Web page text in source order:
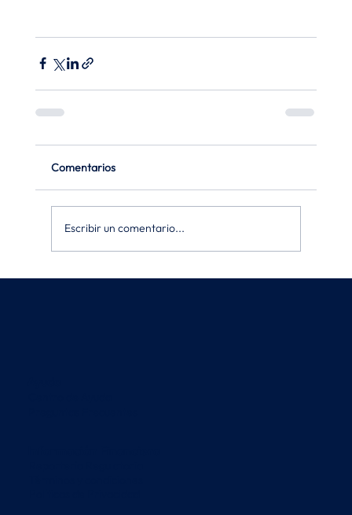
Comentarios
Escribir un comentario...